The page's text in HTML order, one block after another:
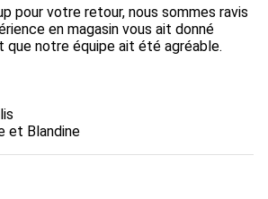
pour votre retour, nous sommes ravis
en magasin vous ait donné
notre équipe ait été agréable.
et Blandine